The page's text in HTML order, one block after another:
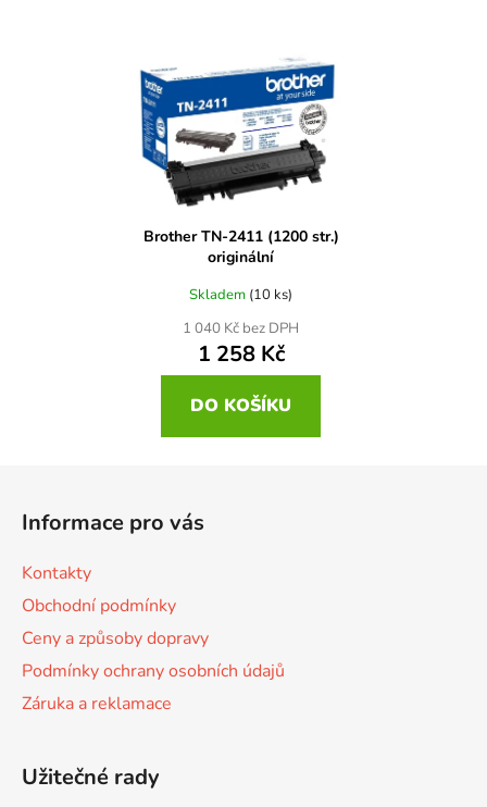
Brother TN-2411 (1200 str.)
originální
Skladem (10 ks)
1 040 Kč bez DPH
1 258 Kč
DO KOŠÍKU
Informace pro vás
Kontakty
Obchodní podmínky
Ceny a způsoby dopravy
Podmínky ochrany osobních údajů
Záruka a reklamace
Užitečné rady